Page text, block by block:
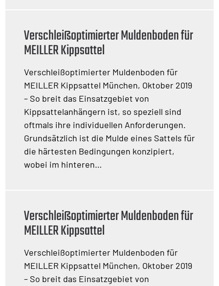
Verschleißoptimierter Muldenboden für
MEILLER Kippsattel
Verschleißoptimierter Muldenboden für
MEILLER Kippsattel München, Oktober 2019
– So breit das Einsatzgebiet von
Kippsattelanhängern ist, so speziell sind
oftmals ihre individuellen Anforderungen.
Grundsätzlich ist die Mulde eines Sattels für
die härtesten Bedingungen konzipiert,
wobei im hinteren…
Verschleißoptimierter Muldenboden für
MEILLER Kippsattel
Verschleißoptimierter Muldenboden für
MEILLER Kippsattel München, Oktober 2019
– So breit das Einsatzgebiet von